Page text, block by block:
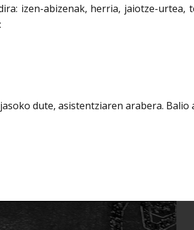
izen-abizenak, herria, jaiotze-
dute, asistentziaren arabera. Balio